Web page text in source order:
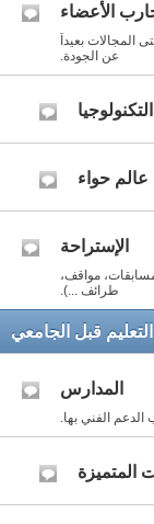
الأعضاء
المجالات بعيداً
عن الجودة.
عالم حواء
الإستراحة
مواقف،
طرائف ...).
التعليم قبل الجامعي
المدارس
الفني بها.
المتميزة